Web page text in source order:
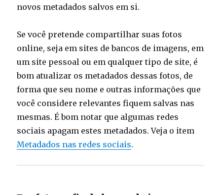
novos metadados salvos em si.
Se você pretende compartilhar suas fotos
online, seja em sites de bancos de imagens, em
um site pessoal ou em qualquer tipo de site, é
bom atualizar os metadados dessas fotos, de
forma que seu nome e outras informações que
você considere relevantes fiquem salvas nas
mesmas. É bom notar que algumas redes
sociais apagam estes metadados. Veja o item
Metadados nas redes sociais.